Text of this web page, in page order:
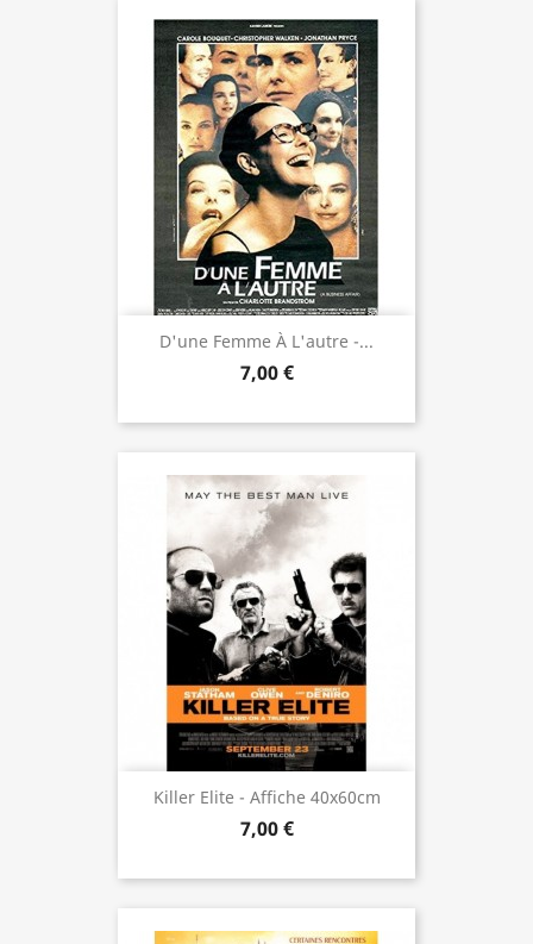
D'une Femme À L'autre -...
7,00 €
Killer Elite - Affiche 40x60cm
7,00 €